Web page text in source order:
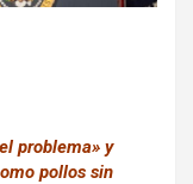
problema» y
pollos sin